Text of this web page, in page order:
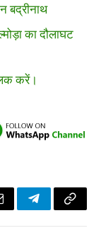
बद्रीनाथ
का दौलाघट
करें।
TelegramCopy